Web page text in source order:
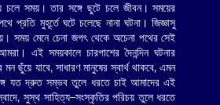
সময়। তার সঙ্গে ছুটে চলে জীবন। সময়ের
প্রতি মুহূর্তে ঘটে চলেছে নানা ঘটনা। জিজ্ঞাসু
সময় মেনে চেনা জগৎ থেকে অচেনা পথের সেই
এই সময়কালে চারপাশের দৈনন্দিন ঘটনার
ছুঁয়ে যাবে, সাধারণ মানুষের স্বার্থ থাকবে, এমন
যত দ্রুত সম্ভব তুলে ধরতে চাই আমাদের এই
সুস্থ সাহিত্য–সংস্কৃতির পরিচয় তুলে ধরতে